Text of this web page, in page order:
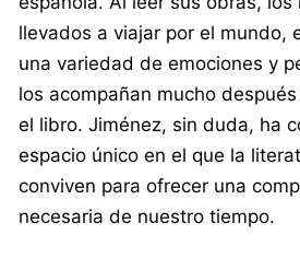
llevados a viajar por el mundo,
una variedad de emociones y
los acompañan mucho
el libro. Jiménez, sin duda, ha
espacio único en el que la
conviven para ofrecer una
necesaria de nuestro tiempo.